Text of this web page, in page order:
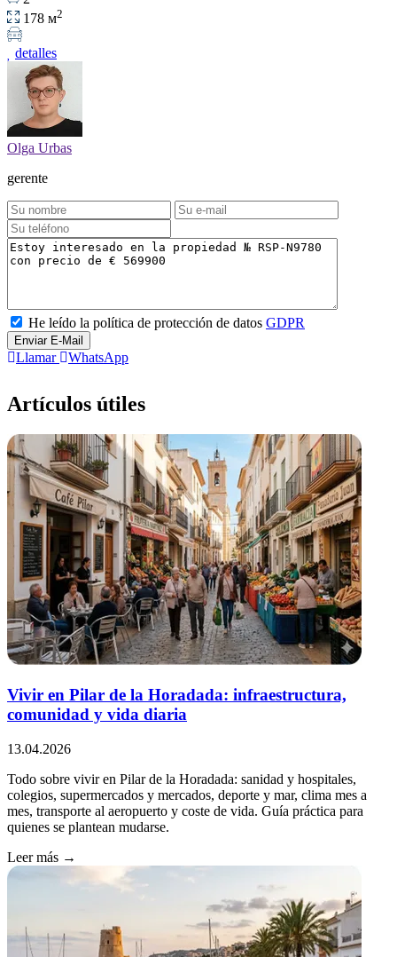
178 м2
detalles
Olga Urbas
gerente
He leído la política de protección de datos GDPR
Enviar E-Mail
Llamar WhatsApp
Artículos útiles
Vivir en Pilar de la Horadada: infraestructura,
comunidad y vida diaria
13.04.2026
Todo sobre vivir en Pilar de la Horadada: sanidad y hospitales,
colegios, supermercados y mercados, deporte y mar, clima mes a
mes, transporte al aeropuerto y coste de vida. Guía práctica para
quienes se plantean mudarse.
Leer más →